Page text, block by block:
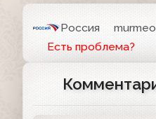
Россия
Есть проблема?